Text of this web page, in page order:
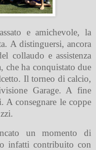
e amichevole, la
A distinguersi, ancora
collaudo e assistenza
che ha conquistato due
Il torneo di calcio,
Garage. A fine
A consegnare le coppe
un momento di
infatti contribuito con